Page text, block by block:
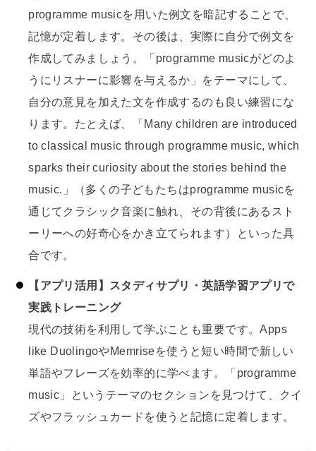
programme musicを用いた例文を暗記することで、
記憶が定着します。その後は、実際に自分で例文を
作成してみましょう。「programme musicがどのよ
うにリスナーに影響を与えるか」をテーマにして、
自分の意見を加えた文を作成するのも良い練習にな
ります。たとえば、「Many children are introduced
to classical music through programme music, which
sparks their curiosity about the stories behind the
music.」（多くの子どもたちはprogramme musicを
通じてクラシック音楽に触れ、その背後にあるスト
ーリーへの好奇心をかき立てられます）といった具
合です。
【アプリ活用】スタディサプリ・英語学習アプリで
実践トレーニング
現代の技術を利用して学ぶことも重要です。Apps
like DuolingoやMemriseを使うと短い時間で新しい
単語やフレーズを効率的に学べます。「programme
music」というテーマのセクションを見つけて、クイ
ズやフラッシュカードを使うと記憶に定着します。